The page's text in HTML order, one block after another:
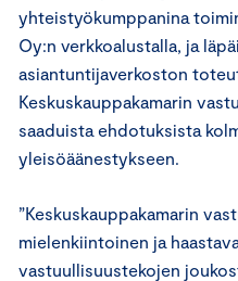
yhteistyökumppanina
Oy:n verkkoalustalla, ja
asiantuntijaverkoston
Keskuskauppakamarin
saaduista ehdotuksista
yleisöäänestykseen.
”Keskuskauppakamarin
mielenkiintoinen ja
vastuullisuustekojen